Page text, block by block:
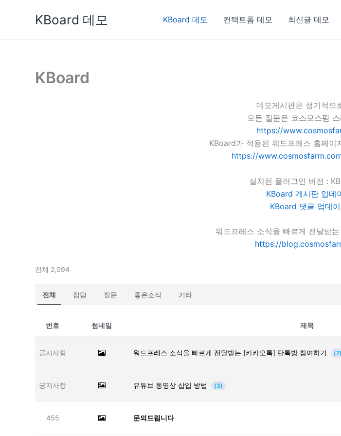
KBoard 데모 KBoard 데모 컨택트폼 데모 최신글 데모
KBoard
데모게시판은 정기적으
모든 질문은 코스모스팜
https://
KBoard가 적용된 워드프레스 홈페이
https://
설치된 플러그인 버전 :
KBoard 게시판 업데
KBoard 댓글 업데
워드프레스 소식을 빠르게 전달받
https://
전체 2,094
전체 잡담 질문 좋은소식 기타
번호 썸네일 제목
공지사항 워드프레스 소식을 빠르게 전달받는 [카카오톡] 단톡방 참여하기 (7)
공지사항 유튜브 동영상 삽입 방법 (3)
455 문의드립니다